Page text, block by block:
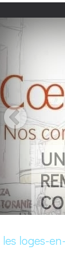
les loges-